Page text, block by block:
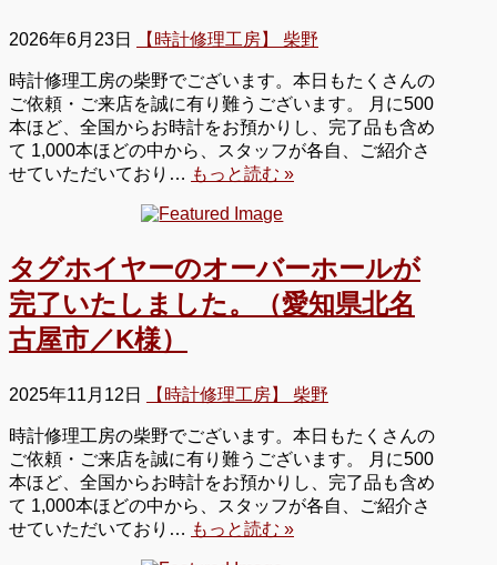
2026年6月23日 【時計修理工房】 柴野
時計修理工房の柴野でございます。本日もたくさんの
ご依頼・ご来店を誠に有り難うございます。 月に500
本ほど、全国からお時計をお預かりし、完了品も含め
て 1,000本ほどの中から、スタッフが各自、ご紹介さ
せていただいており… もっと読む »
タグホイヤーのオーバーホールが
完了いたしました。（愛知県北名
古屋市／K様）
2025年11月12日 【時計修理工房】 柴野
時計修理工房の柴野でございます。本日もたくさんの
ご依頼・ご来店を誠に有り難うございます。 月に500
本ほど、全国からお時計をお預かりし、完了品も含め
て 1,000本ほどの中から、スタッフが各自、ご紹介さ
せていただいており… もっと読む »